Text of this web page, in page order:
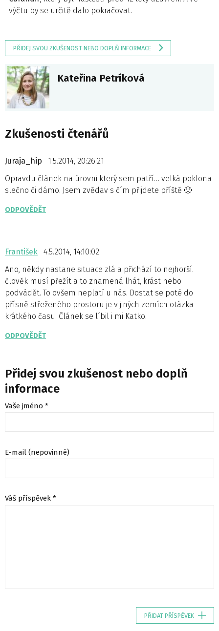
výčtu by se určitě dalo pokračovat.
PŘIDEJ SVOU ZKUŠENOST NEBO DOPLŇ INFORMACE
Kateřina Petríková
Zkušenosti čtenářů
Juraja_hip
1.5.2014, 20:26:21
Opravdu článek na úrovni který sem patří… velká poklona
slečno či dámo. Jsem zvědav s čím přijdete příště 🙂
ODPOVĚDĚT
František
4.5.2014, 14:10:02
Ano, někdy nastane situace zlá a přichází to nejhorší.
člověk musí přežít a to znamená lhát, krást nebo
podvádět. To ovšem neplatí u nás. Dostat se poté do
přísně střeženého prostoru je v jiných zemích otázka
krátkého času. Článek se líbil i mi Katko.
ODPOVĚDĚT
Přidej svou zkušenost nebo doplň
informace
Vaše jméno *
E-mail (nepovinné)
Váš příspěvek *
PŘIDAT PŘÍSPĚVEK